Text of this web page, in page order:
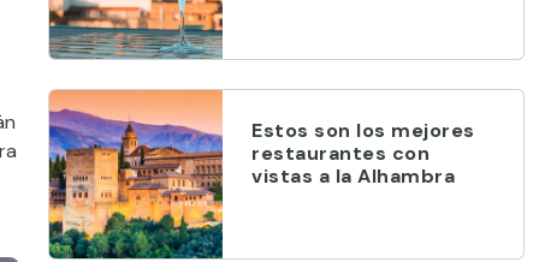
Estos son los mejores
restaurantes con
vistas a la Alhambra